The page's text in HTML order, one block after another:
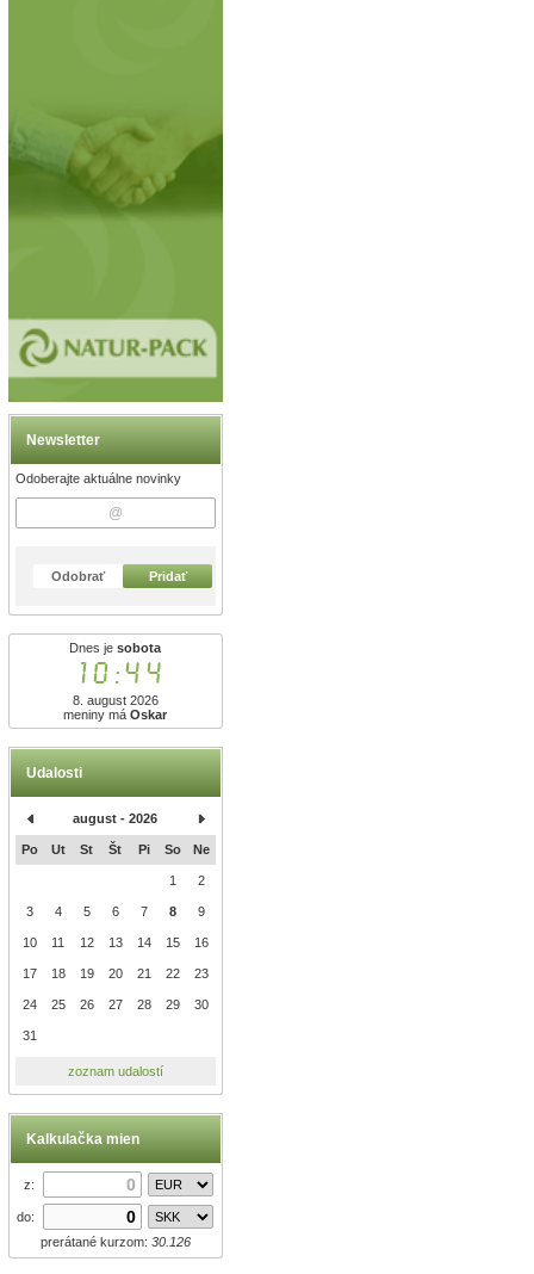
Newsletter
Odoberajte aktuálne novinky
Odobrať Pridať
Dnes jesobota
10:44
8. august 2026
meniny máOskar
Udalosti
august - 2026
Po Ut St Št Pi So Ne
1 2
3 4 5 6 7 8 9
10 11 12 13 14 15 16
17 18 19 20 21 22 23
24 25 26 27 28 29 30
31
zoznam udalostí
Kalkulačka mien
z:
do:
prerátané kurzom: 30.126